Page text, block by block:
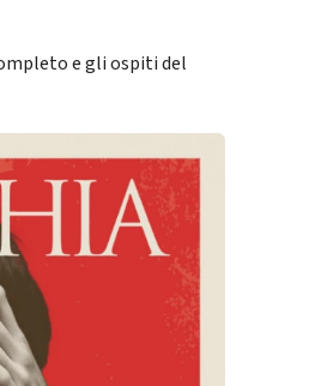
e gli ospiti del